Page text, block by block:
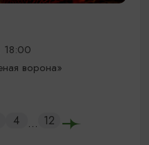
ворона»
4 ... 12